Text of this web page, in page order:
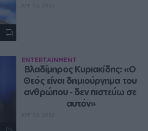
ENTERTAINMENT
Βλαδίμηρος Κυριακίδης: «Ο
Θεός είναι δημιούργημα του
ανθρώπου ‑ δεν πιστεύω σε
αυτόν»